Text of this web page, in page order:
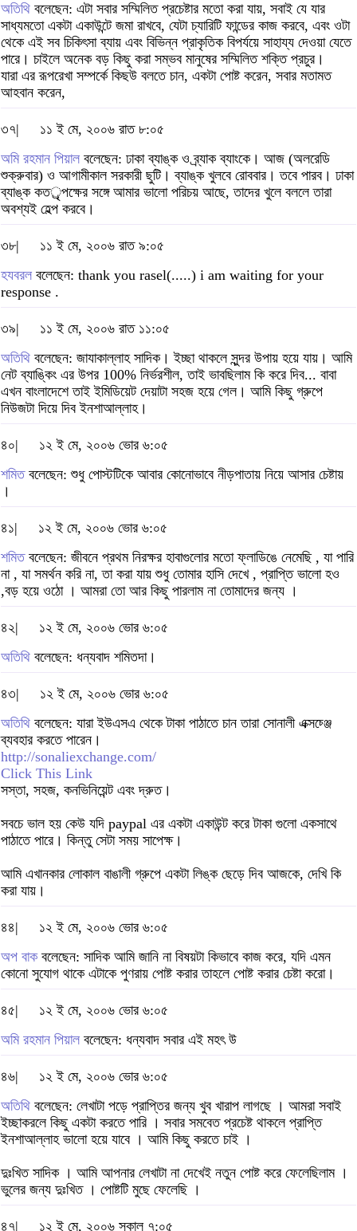
অতিথি বলেছেন: এটা সবার সম্মিলিত প্রচেষ্টার মতো করা যায়, সবাই যে যার
সাধ্যমতো একটা একাউন্টে জমা রাখবে, যেটা চ্যারিটি ফান্ডের কাজ করবে, এবং ওটা
থেকে এই সব চিকিৎসা ব্যায় এবং বিভিন্ন প্রাকৃতিক বিপর্যয়ে সাহায্য দেওয়া যেতে
পারে। চাইলে অনেক বড় কিছু করা সম্ভব মানুষের সম্মিলিত শক্তি প্রচুর।
যারা এর রূপরেখা সম্পর্কে কিছউ বলতে চান, একটা পোষ্ট করেন, সবার মতামত
আহবান করেন,
৩৭|
১১ ই মে, ২০০৬ রাত ৮:০৫
অমি রহমান পিয়াল বলেছেন: ঢাকা ব্যাঙ্ক ও ব্র্যাক ব্যাংকে। আজ (অলরেডি
শুক্রুবার) ও আগামীকাল সরকারী ছুটি। ব্যাঙ্ক খুলবে রোববার। তবে পারব। ঢাকা
ব্যাঙ্ক কতর্ৃপক্ষের সঙ্গে আমার ভালো পরিচয় আছে, তাদের খুলে বললে তারা
অবশ্যই হেল্প করবে।
৩৮|
১১ ই মে, ২০০৬ রাত ৯:০৫
হযবরল বলেছেন: thank you rasel(.....) i am waiting for your
response .
৩৯|
১১ ই মে, ২০০৬ রাত ১১:০৫
অতিথি বলেছেন: জাযাকাল্লাহ সাদিক। ইচ্ছা থাকলে সুন্দর উপায় হয়ে যায়। আমি
নেট ব্যাঙ্কিং এর উপর 100% নির্ভরশীল, তাই ভাবছিলাম কি করে দিব... বাবা
এখন বাংলাদেশে তাই ইমিডিয়েট দেয়াটা সহজ হয়ে গেল। আমি কিছু গ্রুপে
নিউজটা দিয়ে দিব ইনশাআল্লাহ।
৪০|
১২ ই মে, ২০০৬ ভোর ৬:০৫
শমিতবলেছেন: শুধু পোস্টটিকে আবার কোনোভাবে নীড়পাতায় নিয়ে আসার চেষ্টায়
।
৪১|
১২ ই মে, ২০০৬ ভোর ৬:০৫
শমিতবলেছেন: জীবনে প্রথম নিরক্ষর হাবাগুলোর মতো ফ্লাডিঙে নেমেছি , যা পারি
না , যা সমর্থন করি না, তা করা যায় শুধু তোমার হাসি দেখে , প্রাপ্তি ভালো হও
,বড় হয়ে ওঠো । আমরা তো আর কিছু পারলাম না তোমাদের জন্য ।
৪২|
১২ ই মে, ২০০৬ ভোর ৬:০৫
অতিথি বলেছেন: ধন্যবাদ শমিতদা।
৪৩|
১২ ই মে, ২০০৬ ভোর ৬:০৫
অতিথি বলেছেন: যারা ইউএসএ থেকে টাকা পাঠাতে চান তারা সোনালী এক্সচ্ঞ্জে
ব্যবহার করতে পারেন।
http://sonaliexchange.com/
Click This Link
সস্তা, সহজ, কনভিনিয়েন্ট এবং দ্রুত।
সবচে ভাল হয় কেউ যদি paypal এর একটা একাউন্ট করে টাকা গুলো একসাথে
পাঠাতে পারে। কিন্তু সেটা সময় সাপেক্ষ।
আমি এখানকার লোকাল বাঙালী গ্রুপে একটা লিঙ্ক ছেড়ে দিব আজকে, দেখি কি
করা যায়।
৪৪|
১২ ই মে, ২০০৬ ভোর ৬:০৫
অপ বাকবলেছেন: সাদিক আমি জানি না বিষয়টা কিভাবে কাজ করে, যদি এমন
কোনো সুযোগ থাকে এটাকে পুণরায় পোষ্ট করার তাহলে পোষ্ট করার চেষ্টা করো।
৪৫|
১২ ই মে, ২০০৬ ভোর ৬:০৫
অমি রহমান পিয়াল বলেছেন: ধন্যবাদ সবার এই মহৎ উ
৪৬|
১২ ই মে, ২০০৬ ভোর ৬:০৫
অতিথি বলেছেন: লেখাটা পড়ে প্রাপ্তির জন্য খুব খারাপ লাগছে । আমরা সবাই
ইচ্ছাকরলে কিছু একটা করতে পারি । সবার সমবেত প্রচেষ্ট থাকলে প্রাপ্তি
ইনশাআল্লাহ ভালো হয়ে যাবে । আমি কিছু করতে চাই ।
দুঃখিত সাদিক । আমি আপনার লেখাটা না দেখেই নতুন পোষ্ট করে ফেলেছিলাম ।
ভুলের জন্য দুঃখিত । পোষ্টটি মুছে ফেলেছি ।
৪৭| ১২ ই মে, ২০০৬ সকাল ৭:০৫